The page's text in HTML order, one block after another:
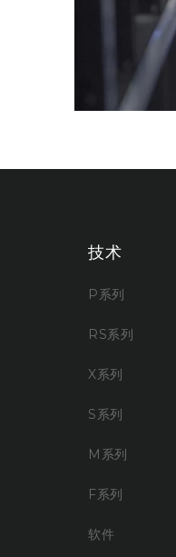
技术
P系列
RS系列
X系列
S系列
M系列
F系列
软件